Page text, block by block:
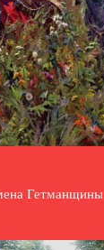
Гетманщины